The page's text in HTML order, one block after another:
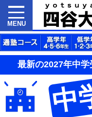
MENU
最新の2027年中学
中